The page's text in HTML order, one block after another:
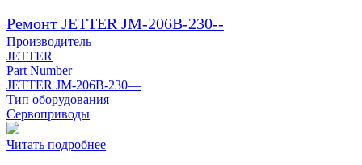
Ремонт JETTER JM-206B-230--
Производитель
JETTER
Part Number
JETTER JM-206B-230—
Тип оборудования
Сервоприводы
Читать подробнее